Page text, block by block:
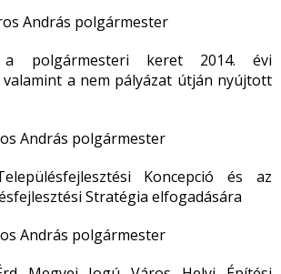
András polgármester
polgármesteri keret 2014. évi
valamint a nem pályázat útján nyújtott
András polgármester
Koncepció és az
Stratégia elfogadására
András polgármester